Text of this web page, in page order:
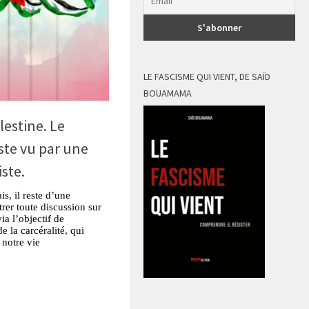
Le
vu par une
il reste d’une
toute discussion sur
l’objectif de
la carcéralité, qui
notre vie
LE FASCISME QUI VIENT, DE SAÏD
BOUAMAMA